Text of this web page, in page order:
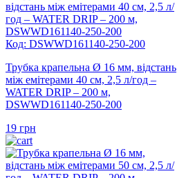
Код: DSWWD161140-250-200
Трубка крапельна Ø 16 мм, відстань
між емітерами 40 см, 2,5 л/год –
WATER DRIP – 200 м,
DSWWD161140-250-200
19 грн